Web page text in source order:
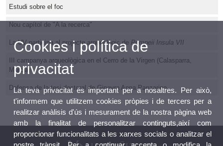
Estudi sobre el foc
Nou capítol de "A la recerca"
La UV participa al projecte arqueològic de Pompeii Insula VII
III campanya arqueològica en el Cerro de la Virgen (Calasparra,
Murcia)
Defensa de la tesi doctoral de Ginevra Anna Panzarino
Cookies i política de
privacitat
La teva privacitat és important per a nosaltres. Per això,
t'informem que utilitzem cookies pròpies i de tercers per a
realitzar anàlisis d'ús i mesurament de la nostra pàgina web
amb la finalitat de personalitzar continguts,així com
proporcionar funcionalitats a les xarxes socials o analitzar el